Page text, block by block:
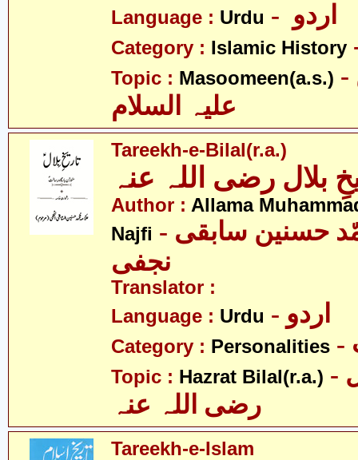
Language : Urdu
Category : Islamic History
Topic : Masoomeen(a.s.) - معصومین
علیہ السلام
Tareekh-e-Bilal(r.a.)
بلال رضی اللہ عنہ
Author : Allama
Najfi - علامہ محمّد حسنین سابقی
نجفی
Translator :
Language : Urdu - اردو
Category : Personalities
Topic : Hazrat Bilal(r.a.) - حضرت بلال
رضی اللہ عنہ
Tareekh-e-Islam